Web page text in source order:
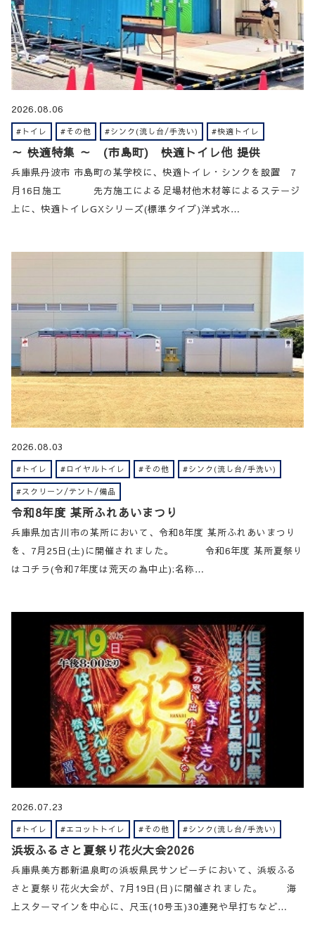
2026.08.06
#トイレ #その他 #シンク(流し台/手洗い) #快適トイレ
～ 快適特集 ～ (市島町) 快適トイレ他 提供
兵庫県丹波市 市島町の某学校に、快適トイレ・シンクを設置 7
月16日施工 先方施工による足場材他木材等によるステージ
上に、快適トイレGXシリーズ(標準タイプ)洋式水…
2026.08.03
#トイレ #ロイヤルトイレ #その他 #シンク(流し台/手洗い)
#スクリーン/テント/備品
令和8年度 某所ふれあいまつり
兵庫県加古川市の某所において、令和8年度 某所ふれあいまつり
を、7月25日(土)に開催されました。 令和6年度 某所夏祭り
はコチラ(令和7年度は荒天の為中止):名称…
2026.07.23
#トイレ #エコットトイレ #その他 #シンク(流し台/手洗い)
浜坂ふるさと夏祭り花火大会2026
兵庫県美方郡新温泉町の浜坂県民サンビーチにおいて、浜坂ふる
さと夏祭り花火大会が、7月19日(日)に開催されました。 海
上スターマインを中心に、尺玉(10号玉)30連発や早打ちなど…